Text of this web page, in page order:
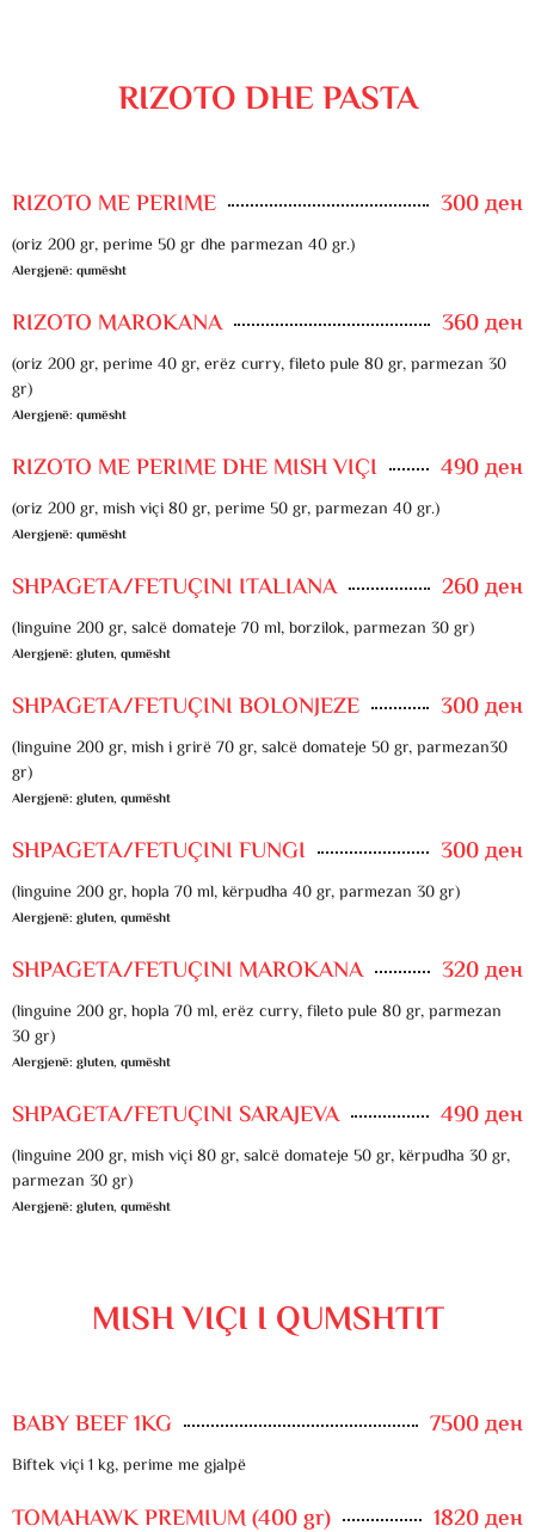
RIZOTO DHE PASTA
RIZOTO ME PERIME 300 ден
(oriz 200 gr, perime 50 gr dhe parmezan 40 gr.)
Alergjenë: qumësht
RIZOTO MAROKANA 360 ден
(oriz 200 gr, perime 40 gr, erëz curry, fileto pule 80 gr, parmezan 30
gr)
Alergjenë: qumësht
RIZOTO ME PERIME DHE MISH VIÇI 490 ден
(oriz 200 gr, mish viçi 80 gr, perime 50 gr, parmezan 40 gr.)
Alergjenë: qumësht
SHPAGETA/FETUÇINI ITALIANA 260 ден
(linguine 200 gr, salcë domateje 70 ml, borzilok, parmezan 30 gr)
Alergjenë: gluten, qumësht
SHPAGETA/FETUÇINI BOLONJEZE 300 ден
(linguine 200 gr, mish i grirë 70 gr, salcë domateje 50 gr, parmezan30
gr)
Alergjenë: gluten, qumësht
SHPAGETA/FETUÇINI FUNGI 300 ден
(linguine 200 gr, hopla 70 ml, kërpudha 40 gr, parmezan 30 gr)
Alergjenë: gluten, qumësht
SHPAGETA/FETUÇINI MAROKANA 320 ден
(linguine 200 gr, hopla 70 ml, erëz curry, fileto pule 80 gr, parmezan
30 gr)
Alergjenë: gluten, qumësht
SHPAGETA/FETUÇINI SARAJEVA 490 ден
(linguine 200 gr, mish viçi 80 gr, salcë domateje 50 gr, kërpudha 30 gr,
parmezan 30 gr)
Alergjenë: gluten, qumësht
MISH VIÇI I QUMSHTIT
BABY BEEF 1KG 7500 ден
Biftek viçi 1 kg, perime me gjalpë
TOMAHAWK PREMIUM (400 gr) 1820 ден